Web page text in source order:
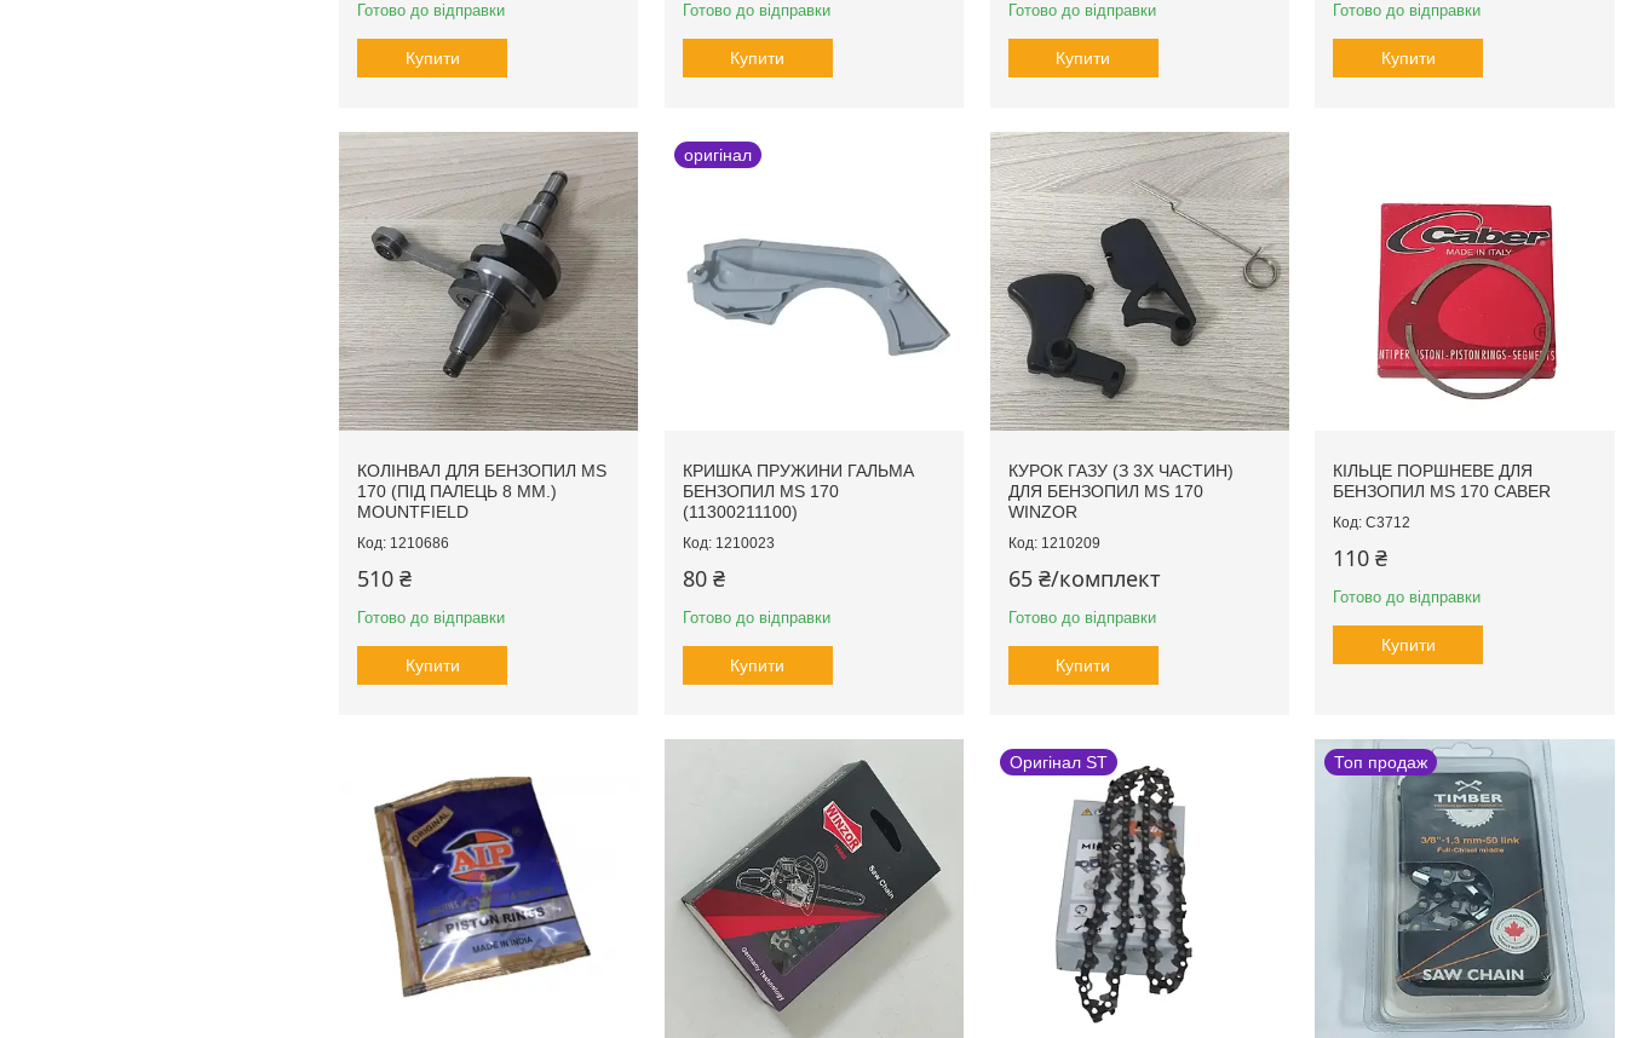
Готово до відправки
Купити
Готово до відправки
Купити
Готово до відправки
Купити
Готово до відправки
Купити
КОЛІНВАЛ ДЛЯ БЕНЗОПИЛ MS
170 (ПІД ПАЛЕЦЬ 8 ММ.)
MOUNTFIELD
1210686
510 ₴
Готово до відправки
Купити
оригінал
КРИШКА ПРУЖИНИ ГАЛЬМА
БЕНЗОПИЛ MS 170
(11300211100)
1210023
80 ₴
Готово до відправки
Купити
КУРОК ГАЗУ (З 3Х ЧАСТИН)
ДЛЯ БЕНЗОПИЛ MS 170
WINZOR
1210209
65 ₴/комплект
Готово до відправки
Купити
КІЛЬЦЕ ПОРШНЕВЕ ДЛЯ
БЕНЗОПИЛ MS 170 CABER
C3712
110 ₴
Готово до відправки
Купити
Оригінал ST Топ продаж